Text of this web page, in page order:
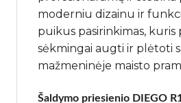
moderniu dizainu ir
puikus pasirinkimas, kuris
sėkmingai augti ir plėtoti
mažmeninėje maisto
Šaldymo priesienio DIEGO